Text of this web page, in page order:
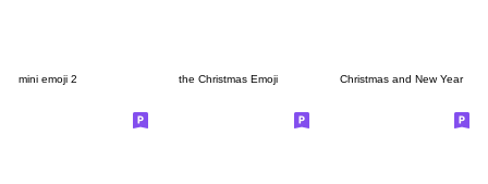
mini emoji 2 the Christmas Emoji Christmas and New Year